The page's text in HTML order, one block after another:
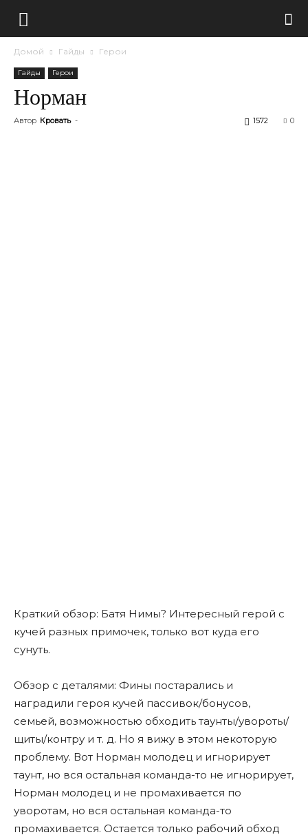
Домой Гайды Герои
Гайды Герои
Норман
Автор Кровать - 0
1572
Краткий обзор: Батя Нимы? Интересный герой с
кучей разных примочек, только вот куда его
сунуть.
Обзор с деталями: Фины постарались и
наградили героя кучей пассивок/бонусов,
семьей, возможностью обходить таунты/увороты/
щиты/контру и т. д. Но я вижу в этом некоторую
проблему. Вот Норман молодец и игнорирует
таунт, но вся остальная команда-то не игнорирует,
Норман молодец и не промахивается по
уворотам, но вся остальная команда-то
промахивается. Остается только рабочий обход